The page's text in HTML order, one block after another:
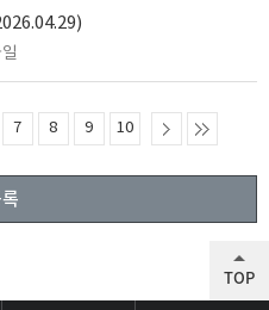
7 8 9 10
TOP